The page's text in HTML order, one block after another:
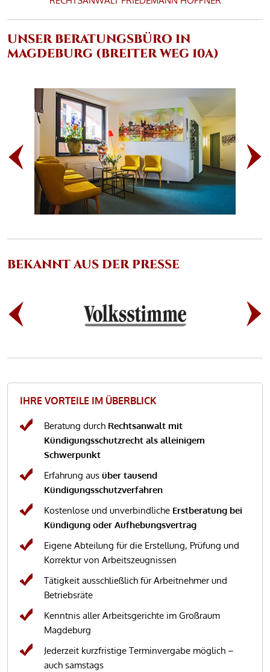
UNSER BERATUNGSBÜRO IN
MAGDEBURG (BREITER WEG 10A)
BEKANNT AUS DER PRESSE
IHRE VORTEILE IM ÜBERBLICK
Beratung durch Rechtsanwalt mit
Kündigungsschutzrecht als alleinigem
Schwerpunkt
Erfahrung aus über tausend
Kündigungsschutzverfahren
Kostenlose und unverbindliche Erstberatung bei
Kündigung oder Aufhebungsvertrag
Eigene Abteilung für die Erstellung, Prüfung und
Korrektur von Arbeitszeugnissen
Tätigkeit ausschließlich für Arbeitnehmer und
Betriebsräte
Kenntnis aller Arbeitsgerichte im Großraum
Magdeburg
Jederzeit kurzfristige Terminvergabe möglich –
auch samstags